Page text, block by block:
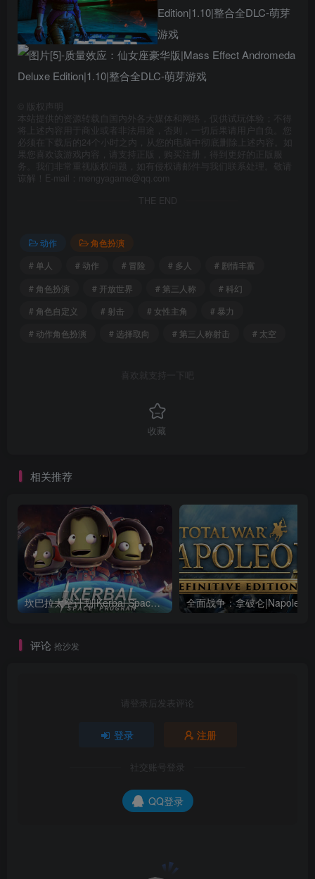
版权声明
本站提供的资源转载自国内外各大媒体和网络，仅供试玩体验；不得
将上述内容用于商业或者非法用途，否则，一切后果请用户自负。您
必须在下载后的24个小时之内，从您的电脑中彻底删除上述内容。如
果您喜欢该游戏内容，请支持正版，购买注册，得到更好的正版服
务。我们非常重视版权问题，如有侵权请邮件与我们联系处理。敬请
谅解！E-mail：mengyagame@qq.com
THE END
动作
角色扮演
# 单人
# 动作 # 冒险 # 多人
# 剧情丰富
# 角色扮演
# 开放世界 # 第三人称
# 科幻
# 角色自定义
# 射击 # 女性主角
# 暴力
# 动作角色扮演
# 选择取向 # 第三人称射击 # 太空
喜欢就支持一下吧
收藏
相关推荐
坎巴拉太空计划|Kerbal Space Program|1.12.5.3190|整合全DLC
评论 抢沙发
请登录后发表评论
登录 注册
社交账号登录
QQ登录